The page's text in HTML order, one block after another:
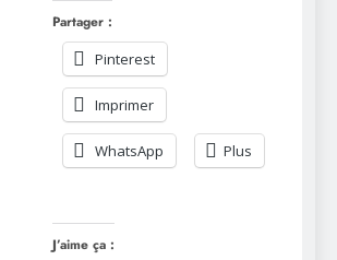
Partager :
Pinterest
Imprimer
WhatsApp Plus
J’aime ça :